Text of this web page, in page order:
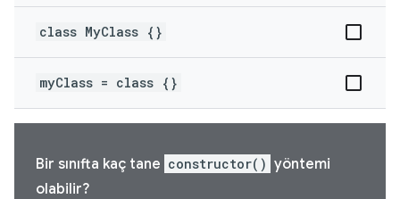
class MyClass {}
myClass = class {}
Bir sınıfta kaç tane constructor() yöntemi
olabilir?